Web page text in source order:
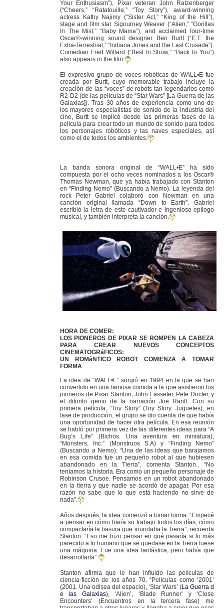
Your Enthusiasm”), Pixar veteran John Ratzenberger
(“Cheers,” “Ratatouille,” “Toy Story”), award-winning
actress Kathy Najimy (“Sister Act,” “King of the Hill”),
stage and film star Sigourney Weaver (“Alien,” “Gorillas
In The Mist,” “Baby Mama”), and acclaimed four-time
Oscar®-winning sound designer Ben Burtt (“E.T. the
Extra-Terrestrial,” “Indiana Jones and the Last Crusade”).
Comedian Fred Willard (“Best In Show,” “Back to You”)
also appears in the film.
El expresivo grupo de voces robóticas de WALL•E fue
creada por Burtt, cuyo memorable trabajo incluye la
creación de las “voces” de robots tan legendarios como
R2-D2 (de las películas de “Star Wars” [La Guerra de las
Galaxias]). Tras 30 años de experiencia como uno de
los mayores especialistas de sonido de la industria del
cine, Burtt se implicó desde las primeras fases de la
película para crear todo un mundo de sonido para todos
los personajes robóticos y las naves especiales, así
como el de todos los ambientes.
La banda sonora original de “WALL•E” ha sido
compuesta por el ocho veces nominados a los Oscar®
Thomas Newman, que ya había trabajado con Stanton
en “Finding Nemo” (Buscando a Nemo). La leyenda del
rock Peter Gabriel colaboró con Newman en una
canción original llamada “Down to Earth”. Gabriel
escribió la letra de este cautivador e ingenioso epílogo
musical, y también interpreta la canción.
HORA DE COMER:
LOS PIONEROS DE PIXAR SE ROMPEN LA CABEZA
PARA CREAR NUEVOS CONCEPTOS
CINEMATOGRáFICOS:
UN ROMáNTICO ROBOT COMIENZA A TOMAR
FORMA
La idea de “WALL•E” surgió en 1994 en la que se han
convertido en una famosa comida a la que asistieron los
pioneros de Pixar Stanton, John Lasseter, Pete Docter, y
el difunto genio de la narración Joe Ranft. Con su
primera película, “Toy Story” (Toy Story. Juguetes), en
fase de producción, el grupo se dio cuenta de que había
una oportunidad de hacer otra película. En esa reunión
se habló por primera vez de las diferentes ideas para “A
Bug’s Life” (Bichos. Una aventura en miniatura),
“Monsters, Inc.” (Monstruos S.A) y “Finding Nemo”
(Buscando a Nemo). “Una de las ideas que barajamos
en esa comida fue un pequeño robot al que hubiesen
abandonado en la Tierra”, comenta Stanton.. “No
teníamos la historia. Era como un pequeño personaje de
Robinson Crusoe. Pensamos en un robot abandonado
en la tierra y que nadie se acordó de apagar. Por esa
razón no sabe que lo que está haciendo no sirve de
nada”.
Años después, la idea comenzó a tomar forma. “Empecé
a pensar en cómo haría su trabajo todos los días, cómo
compactaría la basura que inundaba la Tierra”, recuerda
Stanton. “Eso me hizo pensar en qué pasaría si lo más
parecido a lo humano que se quedase en la Tierra fuese
una máquina. Fue una idea fantástica, pero había que
desarrollarla”.
Stanton afirma que le han influido las películas de
ciencia-ficción de los años 70. “Películas como ‘2001’
(2001. Una odisea del espacio), ‘Star Wars’ (La Guerra d
e las Galaxias), ‘Alien’, ‘Blade Runner’ y ‘Close
Encounters’ (Encuentros en la tercera fase) me